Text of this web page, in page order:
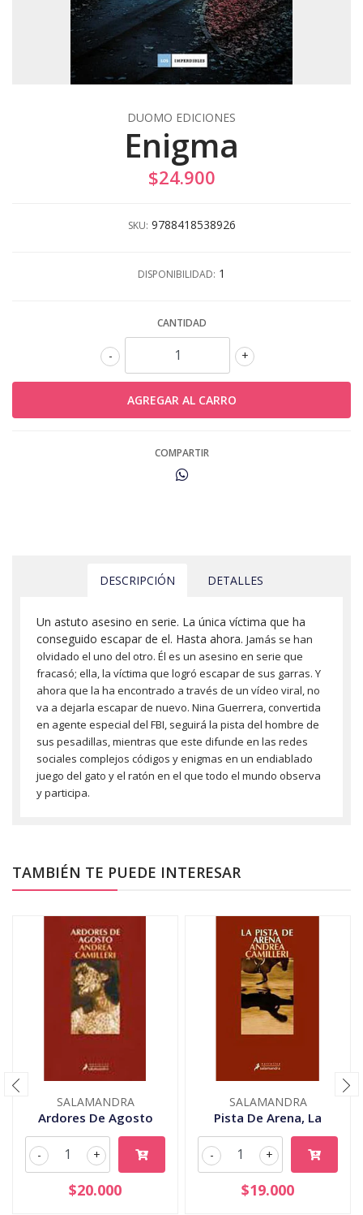
DUOMO EDICIONES
Enigma
$24.900
SKU: 9788418538926
DISPONIBILIDAD: 1
CANTIDAD
+
-
COMPARTIR
DESCRIPCIÓN DETALLES
Un astuto asesino en serie. La única víctima que ha
conseguido escapar de el. Hasta ahora. Jamás se han
olvidado el uno del otro. Él es un asesino en serie que
fracasó; ella, la víctima que logró escapar de sus garras. Y
ahora que la ha encontrado a través de un vídeo viral, no
va a dejarla escapar de nuevo. Nina Guerrera, convertida
en agente especial del FBI, seguirá la pista del hombre de
sus pesadillas, mientras que este difunde en las redes
sociales complejos códigos y enigmas en un endiablado
juego del gato y el ratón en el que todo el mundo observa
y participa.
TAMBIÉN TE PUEDE INTERESAR
SALAMANDRA
Ardores De Agosto
+
-
$20.000
SALAMANDRA
Pista De Arena, La
+
-
$19.000